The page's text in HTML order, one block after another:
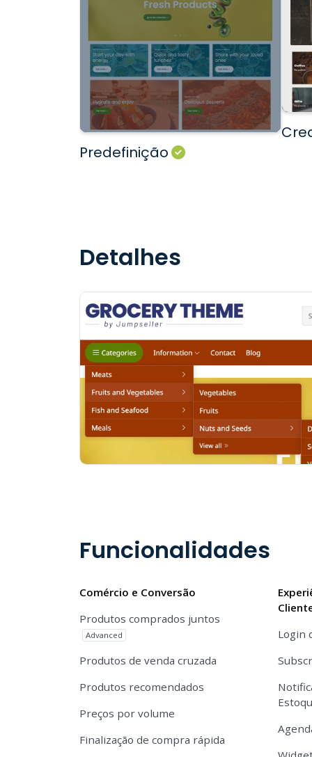
Predefinição
Detalhes
Funcionalidades
Comércio e Conversão
Produtos comprados juntos
Advanced
Produtos de venda cruzada
Produtos recomendados
Preços por volume
Finalização de compra rápida
Login